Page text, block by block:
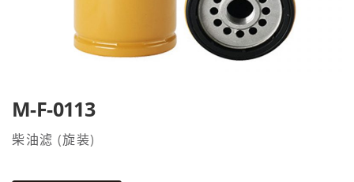
M-F-0113
柴油滤 (旋装)